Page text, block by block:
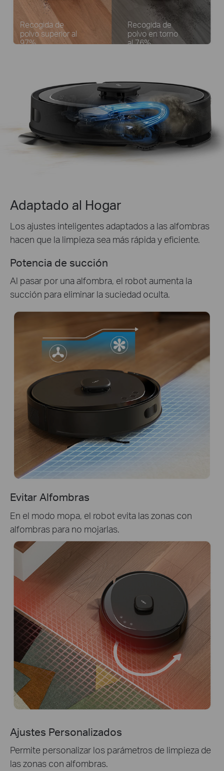
Recogida de
polvo superior al
97%
Recogida de
polvo en torno
al 76%
Adaptado al Hogar
Los ajustes inteligentes adaptados a las alfombras
hacen que la limpieza sea más rápida y eficiente.
Potencia de succión
Al pasar por una alfombra, el robot aumenta la
succión para eliminar la suciedad oculta.
Evitar Alfombras
En el modo mopa, el robot evita las zonas con
alfombras para no mojarlas.
Ajustes Personalizados
Permite personalizar los parámetros de limpieza de
las zonas con alfombras.